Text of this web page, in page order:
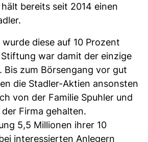
bereits seit 2014 einen
wurde diese auf 10 Prozent
war damit der einzige
Bis zum Börsengang vor gut
die Stadler-Aktien ansonsten
von der Familie Spuhler und
Firma gehalten.
5,5 Millionen ihrer 10
interessierten Anlegern